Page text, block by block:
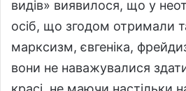
видів» виявилося, що у
осіб, що згодом отримали
марксизм, євгеніка,
вони не наважувалися